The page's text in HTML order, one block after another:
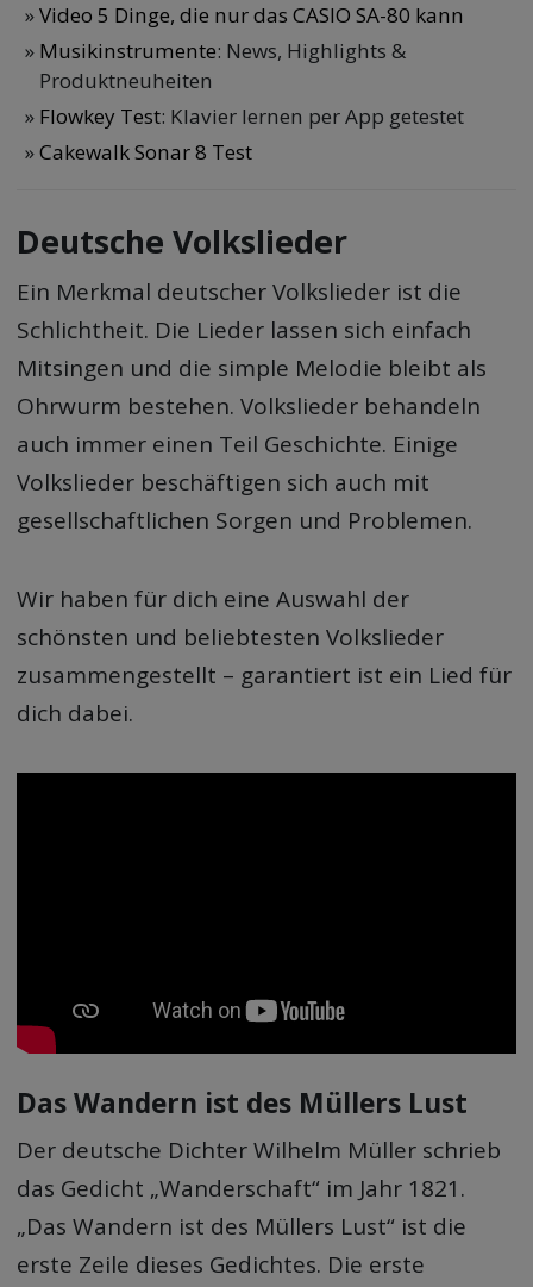
Video 5 Dinge, die nur das CASIO SA-80 kann
Musikinstrumente: News, Highlights &
Produktneuheiten
Flowkey Test: Klavier lernen per App getestet
Cakewalk Sonar 8 Test
Deutsche Volkslieder
Ein Merkmal deutscher Volkslieder ist die
Schlichtheit. Die Lieder lassen sich einfach
Mitsingen und die simple Melodie bleibt als
Ohrwurm bestehen. Volkslieder behandeln
auch immer einen Teil Geschichte. Einige
Volkslieder beschäftigen sich auch mit
gesellschaftlichen Sorgen und Problemen.
Wir haben für dich eine Auswahl der
schönsten und beliebtesten Volkslieder
zusammengestellt – garantiert ist ein Lied für
dich dabei.
Das Wandern ist des Müllers Lust
Der deutsche Dichter Wilhelm Müller schrieb
das Gedicht „Wanderschaft“ im Jahr 1821.
„Das Wandern ist des Müllers Lust“ ist die
erste Zeile dieses Gedichtes. Die erste